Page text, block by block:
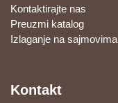
Kontaktirajte nas
Preuzmi katalog
Izlaganje na sajmovima
Kontakt